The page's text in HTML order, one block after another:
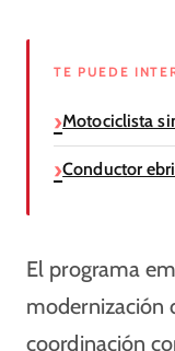
TE PUEDE
Motociclista
Conductor
El programa
modernización
coordinación